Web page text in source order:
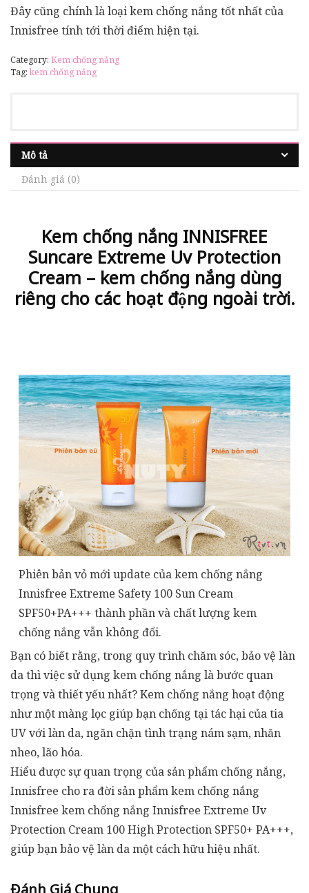
Đây cũng chính là loại kem chống nắng tốt nhất của
Innisfree tính tới thời điểm hiện tại.
Category: Kem chống nắng
Tag:kem chống nắng
Mô tả
Đánh giá (0)
Kem chống nắng INNISFREE
Suncare Extreme Uv Protection
Cream – kem chống nắng dùng
riêng cho các hoạt động ngoài trời.
Phiên bản vỏ mới update của kem chống nắng
Innisfree Extreme Safety 100 Sun Cream
SPF50+PA+++ thành phần và chất lượng kem
chống nắng vẫn không đổi.
Bạn có biết rằng, trong quy trình chăm sóc, bảo vệ làn
da thì việc sử dụng kem chống nắng là bước quan
trọng và thiết yếu nhất? Kem chống nắng hoạt động
như một màng lọc giúp bạn chống tại tác hại của tia
UV với làn da, ngăn chặn tình trạng nám sạm, nhăn
nheo, lão hóa.
Hiểu được sự quan trọng của sản phẩm chống nắng,
Innisfree cho ra đời sản phẩm kem chống nắng
Innisfree kem chống nắng Innisfree Extreme Uv
Protection Cream 100 High Protection SPF50+ PA+++,
giúp bạn bảo vệ làn da một cách hữu hiệu nhất.
Đánh Giá Chung